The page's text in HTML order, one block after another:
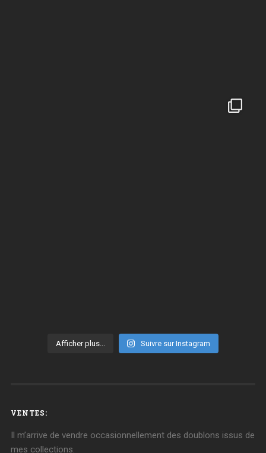
Afficher plus... Suivre sur Instagram
VENTES:
Il m’arrive de vendre occasionnellement des doublons issus de
mes collections.